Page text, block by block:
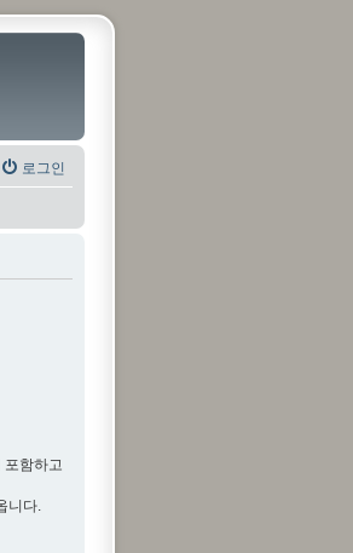
로그인
포함하고
니다.